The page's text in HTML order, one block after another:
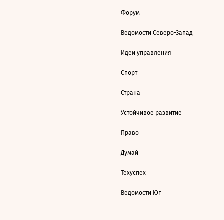
Форум
Ведомости Северо-Запад
Идеи управления
Спорт
Страна
Устойчивое развитие
Право
Думай
Техуспех
Ведомости Юг